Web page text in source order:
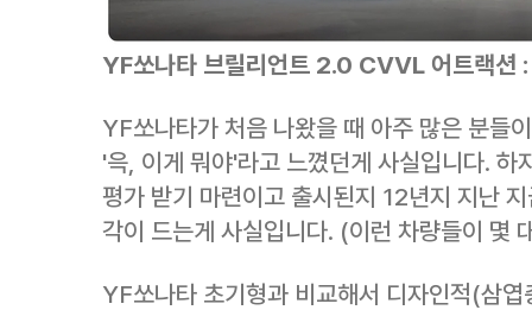
YF쏘나타 브릴리언트 2.0 CVVL 어트랙션
YF쏘나타가 처음 나왔을 때 아주 많은 분들
'윽, 이게 뭐야'라고 느꼈던게 사실입니다. 하
평가 받기 마련이고 출시된지 12년지 지난
각이 드는게 사실입니다. (이런 차량들이 몇
YF쏘나타 초기형과 비교해서 디자인적(삼